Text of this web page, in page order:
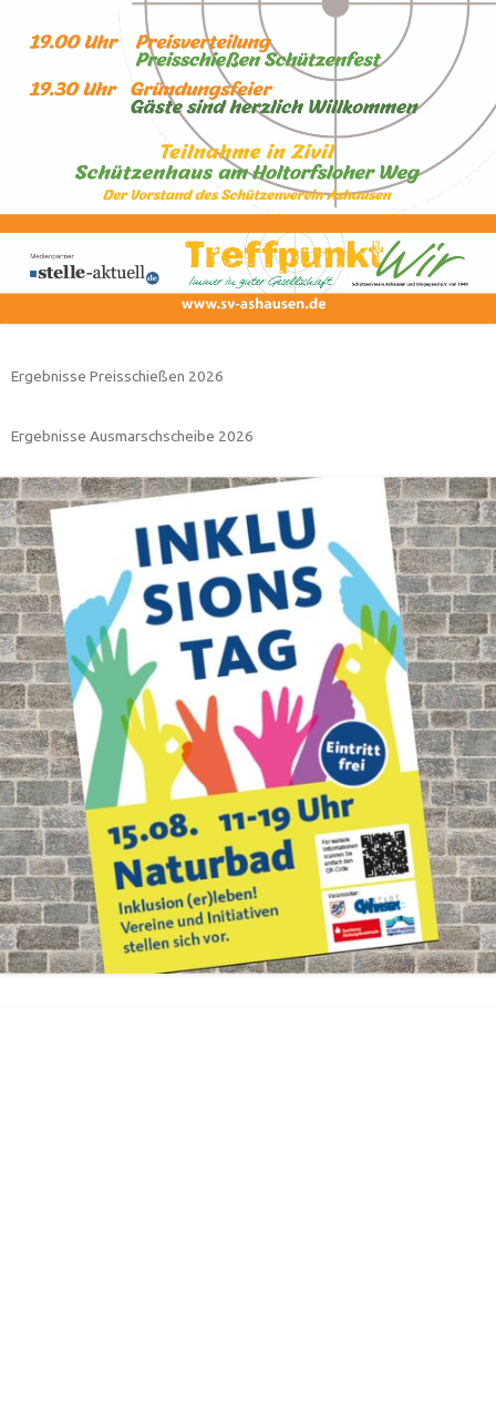
Ergebnisse Preisschießen 2026
Ergebnisse Ausmarschscheibe 2026